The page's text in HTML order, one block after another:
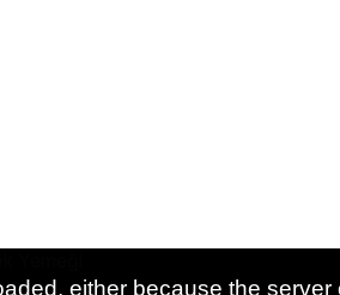
either because the